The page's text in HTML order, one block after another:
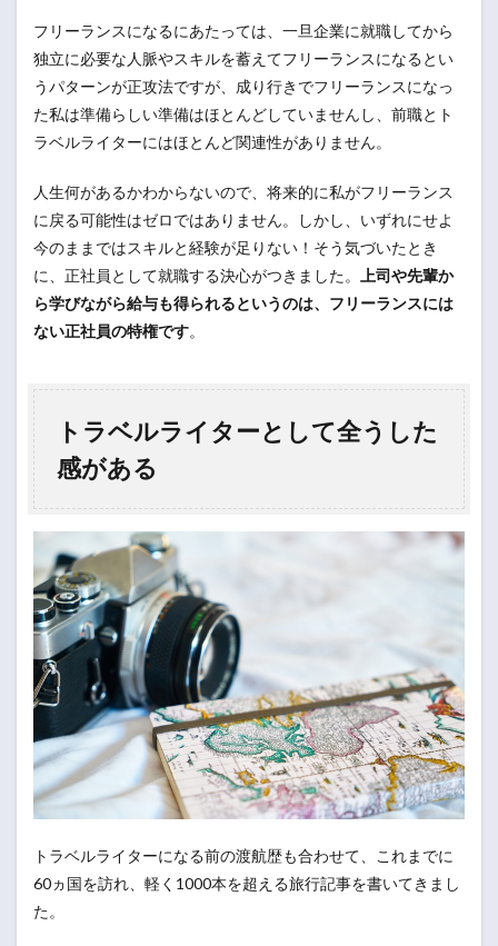
フリーランスになるにあたっては、一旦企業に就職してから
独立に必要な人脈やスキルを蓄えてフリーランスになるとい
うパターンが正攻法ですが、成り行きでフリーランスになっ
た私は準備らしい準備はほとんどしていませんし、前職とト
ラベルライターにはほとんど関連性がありません。
人生何があるかわからないので、将来的に私がフリーランス
に戻る可能性はゼロではありません。しかし、いずれにせよ
今のままではスキルと経験が足りない！そう気づいたとき
に、正社員として就職する決心がつきました。 上司や先輩か
ら学びながら給与も得られるというのは、フリーランスには
ない正社員の特権です。
トラベルライターとして全うした
感がある
トラベルライターになる前の渡航歴も合わせて、これまでに
60ヵ国を訪れ、軽く1000本を超える旅行記事を書いてきまし
た。